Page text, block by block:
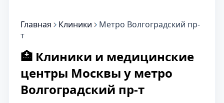
Главная Клиники
Метро Волгоградский пр-
т
🏥 Клиники и медицинские
центры Москвы у метро
Волгоградский пр-т